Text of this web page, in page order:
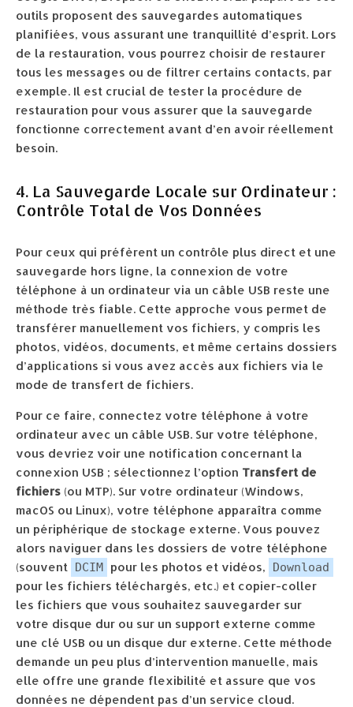
outils proposent des sauvegardes automatiques
planifiées, vous assurant une tranquillité d’esprit. Lors
de la restauration, vous pourrez choisir de restaurer
tous les messages ou de filtrer certains contacts, par
exemple. Il est crucial de tester la procédure de
restauration pour vous assurer que la sauvegarde
fonctionne correctement avant d’en avoir réellement
besoin.
4. La Sauvegarde Locale sur Ordinateur :
Contrôle Total de Vos Données
Pour ceux qui préfèrent un contrôle plus direct et une
sauvegarde hors ligne, la connexion de votre
téléphone à un ordinateur via un câble USB reste une
méthode très fiable. Cette approche vous permet de
transférer manuellement vos fichiers, y compris les
photos, vidéos, documents, et même certains dossiers
d’applications si vous avez accès aux fichiers via le
mode de transfert de fichiers.
Pour ce faire, connectez votre téléphone à votre
ordinateur avec un câble USB. Sur votre téléphone,
vous devriez voir une notification concernant la
connexion USB ; sélectionnez l’option Transfert de
fichiers (ou MTP). Sur votre ordinateur (Windows,
macOS ou Linux), votre téléphone apparaîtra comme
un périphérique de stockage externe. Vous pouvez
alors naviguer dans les dossiers de votre téléphone
(souvent DCIM pour les photos et vidéos, Download
pour les fichiers téléchargés, etc.) et copier-coller
les fichiers que vous souhaitez sauvegarder sur
votre disque dur ou sur un support externe comme
une clé USB ou un disque dur externe. Cette méthode
demande un peu plus d’intervention manuelle, mais
elle offre une grande flexibilité et assure que vos
données ne dépendent pas d’un service cloud.